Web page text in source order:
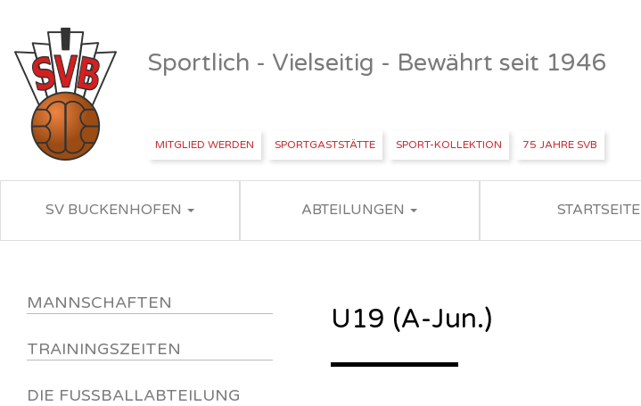
Sportlich - Vielseitig - Bewährt seit 1946
MITGLIED WERDEN SPORTGASTSTÄTTE SPORT-KOLLEKTION 75 JAHRE SVB
SV BUCKENHOFEN ABTEILUNGEN STARTSEITE
MANNSCHAFTEN
TRAININGSZEITEN
DIE FUSSBALLABTEILUNG
U19 (A-Jun.)